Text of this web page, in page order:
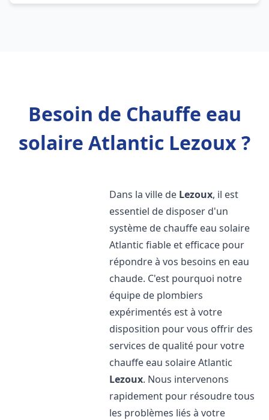
Besoin de Chauffe eau
solaire Atlantic Lezoux ?
Dans la ville de Lezoux, il est
essentiel de disposer d'un
système de chauffe eau solaire
Atlantic fiable et efficace pour
répondre à vos besoins en eau
chaude. C'est pourquoi notre
équipe de plombiers
expérimentés est à votre
disposition pour vous offrir des
services de qualité pour votre
chauffe eau solaire Atlantic
Lezoux. Nous intervenons
rapidement pour résoudre tous
les problèmes liés à votre